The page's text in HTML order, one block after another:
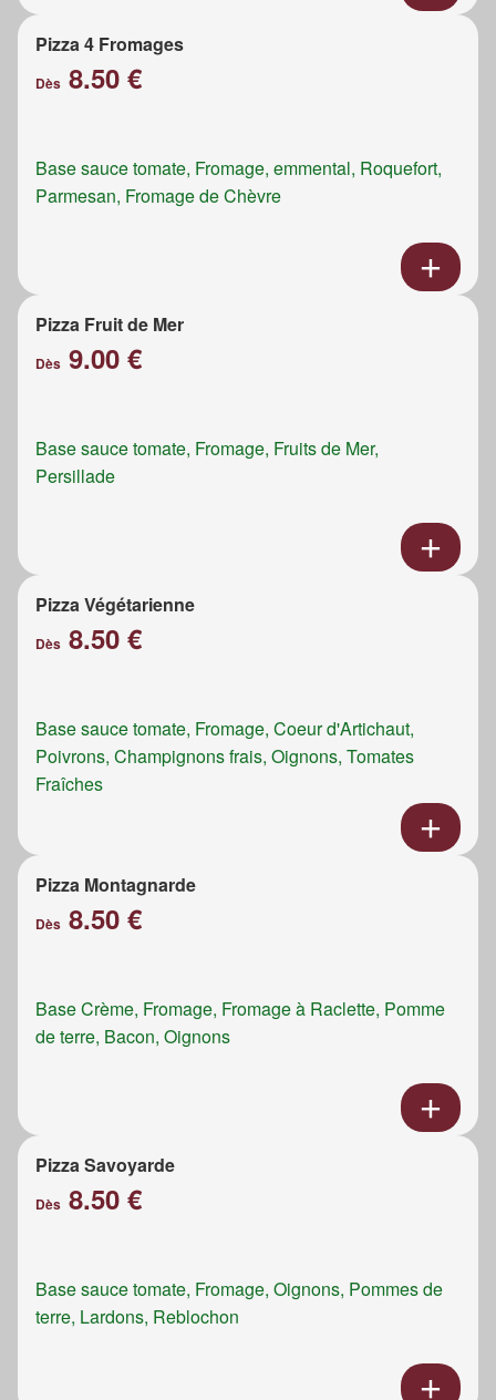
Pizza 4 Fromages
Dès 8.50 €
Base sauce tomate, Fromage, emmental, Roquefort,
Parmesan, Fromage de Chèvre
Pizza Fruit de Mer
Dès 9.00 €
Base sauce tomate, Fromage, Fruits de Mer,
Persillade
Pizza Végétarienne
Dès 8.50 €
Base sauce tomate, Fromage, Coeur d'Artichaut,
Poivrons, Champignons frais, Oignons, Tomates
Fraîches
Pizza Montagnarde
Dès 8.50 €
Base Crème, Fromage, Fromage à Raclette, Pomme
de terre, Bacon, Oignons
Pizza Savoyarde
Dès 8.50 €
Base sauce tomate, Fromage, Oignons, Pommes de
terre, Lardons, Reblochon